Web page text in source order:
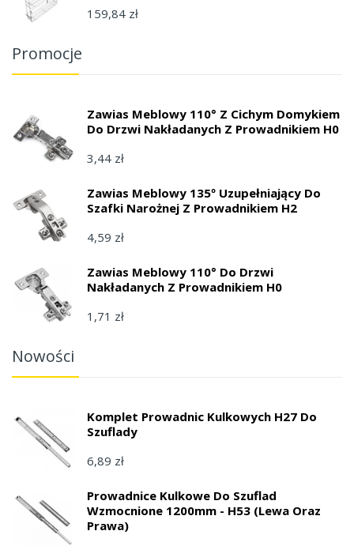
159,84 zł
Promocje
Zawias Meblowy 110° Z Cichym Domykiem
Do Drzwi Nakładanych Z Prowadnikiem H0
3,44 zł
Zawias Meblowy 135º Uzupełniający Do
Szafki Narożnej Z Prowadnikiem H2
4,59 zł
Zawias Meblowy 110° Do Drzwi
Nakładanych Z Prowadnikiem H0
1,71 zł
Nowości
Komplet Prowadnic Kulkowych H27 Do
Szuflady
6,89 zł
Prowadnice Kulkowe Do Szuflad
Wzmocnione 1200mm - H53 (lewa Oraz
Prawa)